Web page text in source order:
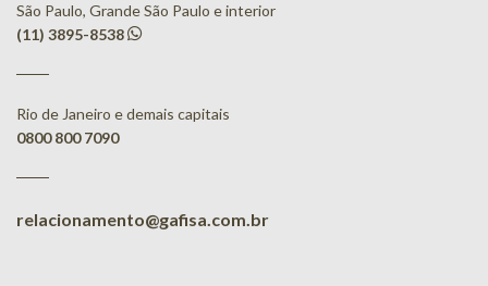
São Paulo, Grande São Paulo e interior
(11) 3895-8538
Rio de Janeiro e demais capitais
0800 800 7090
relacionamento@gafisa.com.br